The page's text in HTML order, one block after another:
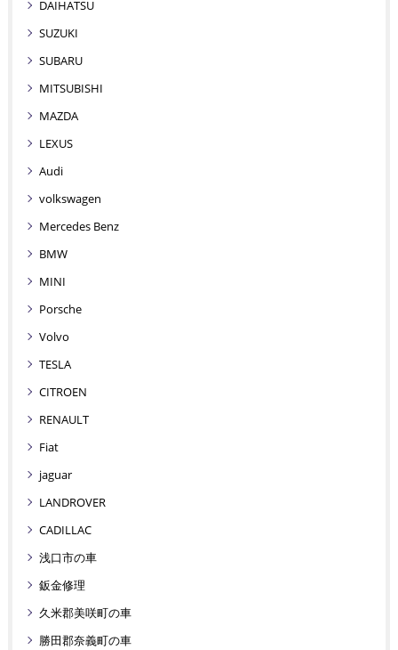
DAIHATSU
SUZUKI
SUBARU
MITSUBISHI
MAZDA
LEXUS
Audi
volkswagen
Mercedes Benz
BMW
MINI
Porsche
Volvo
TESLA
CITROEN
RENAULT
Fiat
jaguar
LANDROVER
CADILLAC
浅口市の車
鈑金修理
久米郡美咲町の車
勝田郡奈義町の車